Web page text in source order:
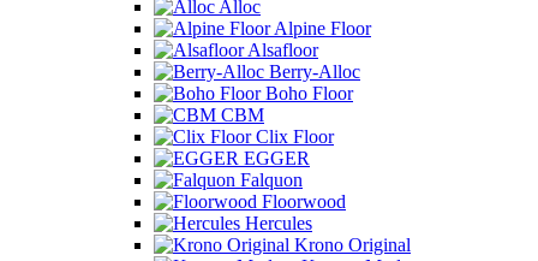
Alloc
Alpine Floor
Alsafloor
Berry-Alloc
Boho Floor
CBM
Clix Floor
EGGER
Falquon
Floorwood
Hercules
Krono Original